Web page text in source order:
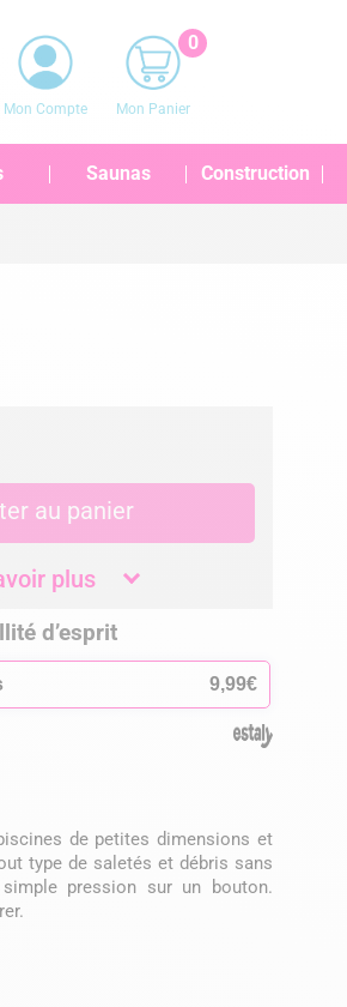
Mon Compte
0
Mon Panier
Saunas Construction
au panier
plus
d’esprit
9,99€
de petites dimensions et
type de saletés et débris sans
pression sur un bouton.